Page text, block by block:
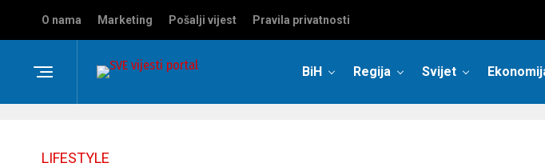
O nama Marketing Pošalji vijest Pravila privatnosti
BiH Regija Svijet
LIFESTYLE